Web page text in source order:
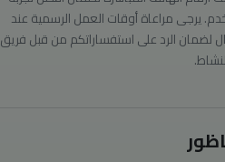
يرجى مراعاة أوقات العمل الرسمية عند
لضمان الرد على استفساراتكم من قبل فريق